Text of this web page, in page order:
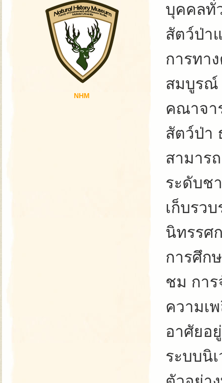
NHM
บุคคลทั่
สัตว์ป่า
การทา
สมบูรณ์
คณาจา
สัตว์ป่า
สามาร
ระดับช
เก็บรว
นิทรรศ
การศึก
ชม กา
ความเ
อาศัยอ
ระบบนิ